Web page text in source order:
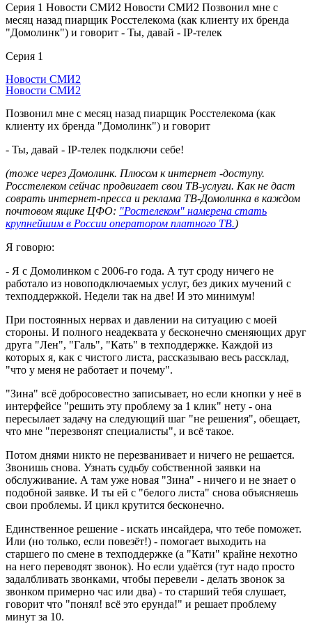
Серия 1 Новости СМИ2 Новости СМИ2 Позвонил мне с
месяц назад пиарщик Росстелекома (как клиенту их бренда
"Домолинк") и говорит - Ты, давай - IP-телек
Серия 1
Новости СМИ2
Новости СМИ2
Позвонил мне с месяц назад пиарщик Росстелекома (как
клиенту их бренда "Домолинк") и говорит
- Ты, давай - IP-телек подключи себе!
(тоже через Домолинк. Плюсом к интернет -доступу.
Росстелеком сейчас продвигает свои ТВ-услуги. Как не даст
соврать интернет-пресса и реклама ТВ-Домолинка в каждом
почтовом ящике ЦФО: "Ростелеком" намерена стать
крупнейшим в России оператором платного ТВ.)
Я говорю:
- Я с Домолинком с 2006-го года. А тут сроду ничего не
работало из новоподключаемых услуг, без диких мучений с
техподдержкой. Недели так на две! И это минимум!
При постоянных нервах и давлении на ситуацию с моей
стороны. И полного неадеквата у бесконечно сменяющих друг
друга "Лен", "Галь", "Кать" в техподдержке. Каждой из
которых я, как с чистого листа, рассказываю весь рассклад,
"что у меня не работает и почему".
"Зина" всё добросовестно записывает, но если кнопки у неё в
интерфейсе "решить эту проблему за 1 клик" нету - она
пересылает задачу на следующий шаг "не решения", обещает,
что мне "перезвонят специалисты", и всё такое.
Потом днями никто не перезванивает и ничего не решается.
Звонишь снова. Узнать судьбу собственной заявки на
обслуживание. А там уже новая "Зина" - ничего и не знает о
подобной заявке. И ты ей с "белого листа" снова объясняешь
свои проблемы. И цикл крутится бесконечно.
Единственное решение - искать инсайдера, что тебе поможет.
Или (но только, если повезёт!) - помогает выходить на
старшего по смене в техподдержке (а "Кати" крайне нехотно
на него переводят звонок). Но если удаётся (тут надо просто
задалбливать звонками, чтобы перевели - делать звонок за
звонком примерно час или два) - то старший тебя слушает,
говорит что "понял! всё это ерунда!" и решает проблему
минут за 10.